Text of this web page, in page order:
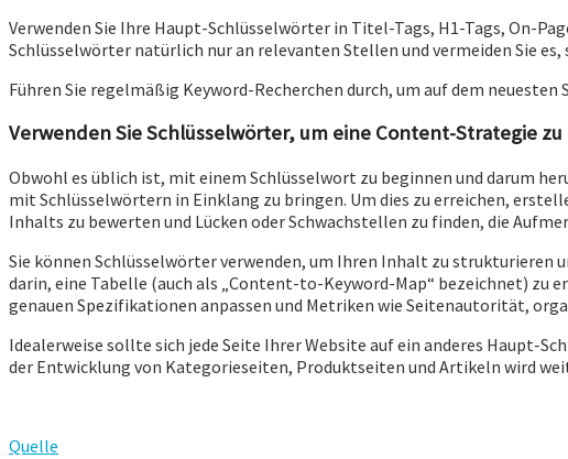
Verwenden Sie Ihre Haupt-Schlüsselwörter in Titel-Tags, H1-Tags, On-
Schlüsselwörter natürlich nur an relevanten Stellen und vermeiden Sie
Führen Sie regelmäßig Keyword-Recherchen durch, um auf dem neuesten
Verwenden Sie Schlüsselwörter, um eine Content-Strategie
Obwohl es üblich ist, mit einem Schlüsselwort zu beginnen und darum
mit Schlüsselwörtern in Einklang zu bringen. Um dies zu erreichen,
Inhalts zu bewerten und Lücken oder Schwachstellen zu finden, die
Sie können Schlüsselwörter verwenden, um Ihren Inhalt zu strukturieren
darin, eine Tabelle (auch als „Content-to-Keyword-Map“ bezeichnet) zu
genauen Spezifikationen anpassen und Metriken wie Seitenautorität,
Idealerweise sollte sich jede Seite Ihrer Website auf ein anderes Haupt-
der Entwicklung von Kategorieseiten, Produktseiten und Artikeln wird
Quelle